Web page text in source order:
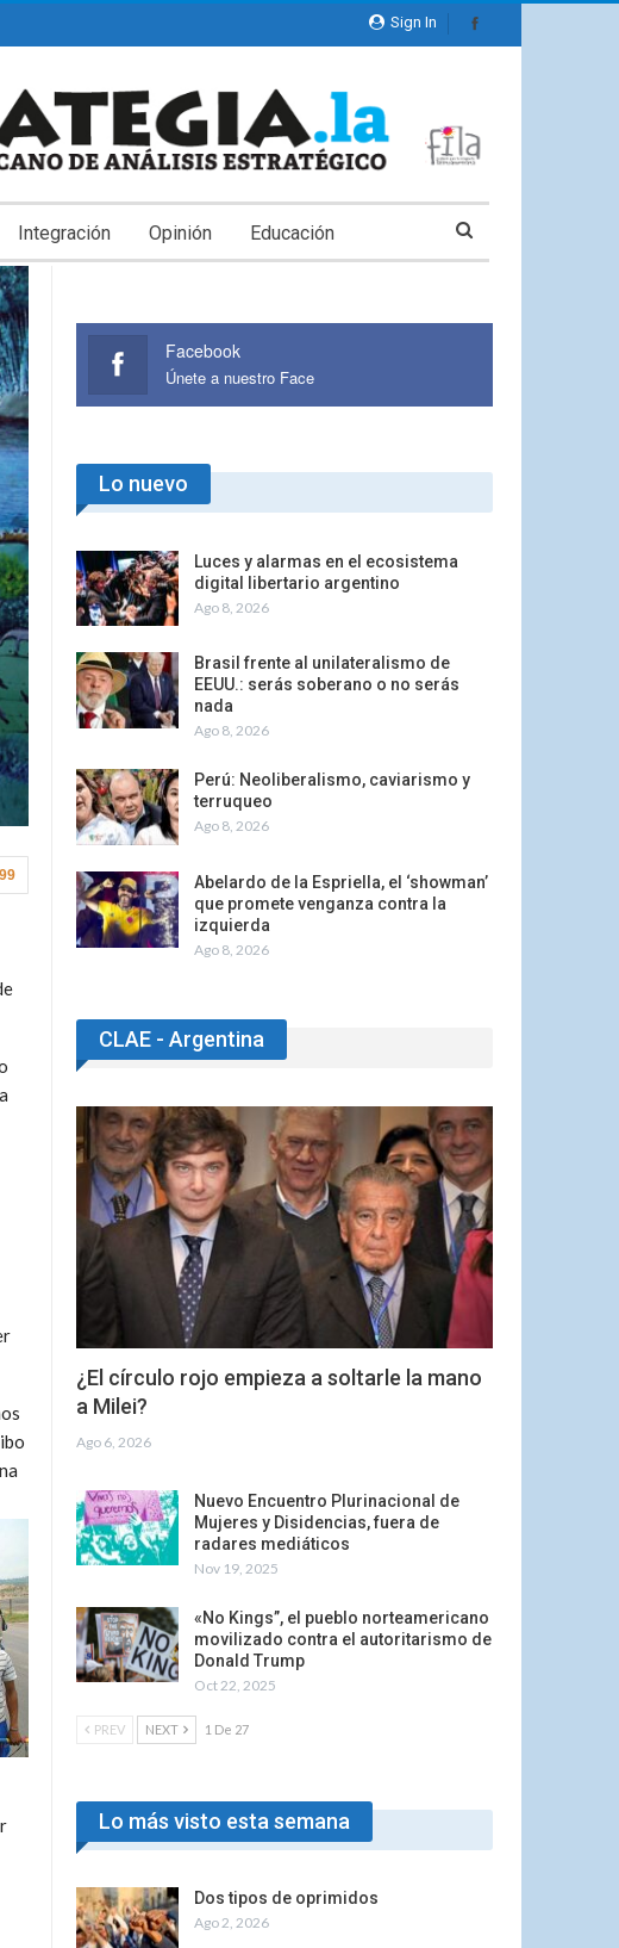
Sign In
Integración Opinión Educación
Facebook
Únete a nuestro Face
Lo nuevo
Luces y alarmas en el ecosistema
digital libertario argentino
Ago 8, 2026
Brasil frente al unilateralismo de
EEUU.: serás soberano o no serás
nada
Ago 8, 2026
Perú: Neoliberalismo, caviarismo y
terruqueo
Ago 8, 2026
Abelardo de la Espriella, el ‘showman’
que promete venganza contra la
izquierda
Ago 8, 2026
CLAE - Argentina
¿El círculo rojo empieza a soltarle la mano
a Milei?
Ago 6, 2026
Nuevo Encuentro Plurinacional de
Mujeres y Disidencias, fuera de
radares mediáticos
Nov 19, 2025
«No Kings”, el pueblo norteamericano
movilizado contra el autoritarismo de
Donald Trump
Oct 22, 2025
PREV NEXT 1 De 27
Lo más visto esta semana
Dos tipos de oprimidos
Ago 2, 2026